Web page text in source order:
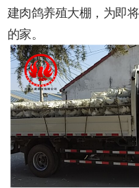
建肉鸽养殖大棚，为即
的家。